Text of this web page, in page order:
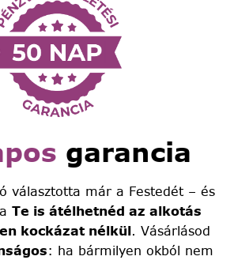
garancia
választotta már a Festedét – és
Te is átélhetnéd az alkotás
kockázat nélkül. Vásárlásod
: ha bármilyen okból nem